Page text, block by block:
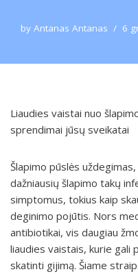
by Antanas Antanas 6
Liaudies vaistai nuo
sprendimai jūsų sveikatai
Šlapimo pūslės
dažniausių šlapimo takų
simptomus, tokius kaip
deginimo pojūtis. Nors
antibiotikai, vis daugiau
liaudies vaistais, kurie gali
skatinti gijimą. Šiame